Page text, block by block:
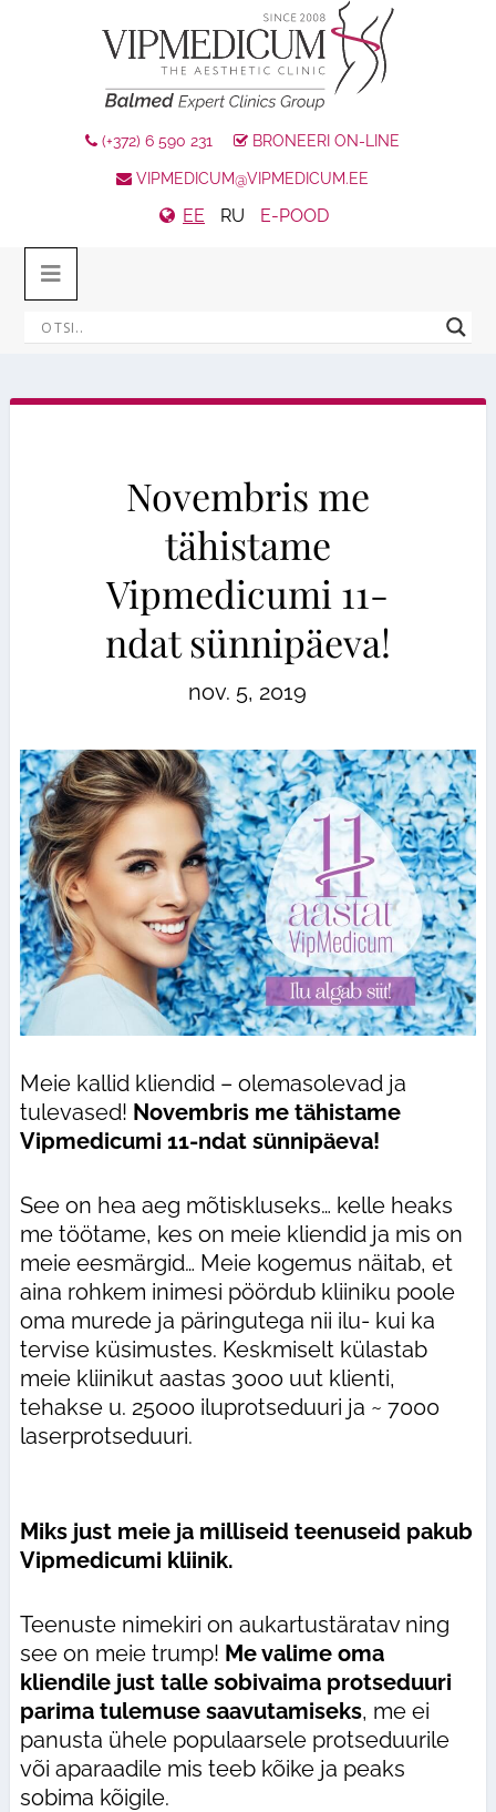
(+372) 6 590 231 BRONEERI ON-LINE
VIPMEDICUM@VIPMEDICUM.EE
EE RU E-POOD
Novembris me
tähistame
Vipmedicumi 11-
ndat sünnipäeva!
nov. 5, 2019
Meie kallid kliendid – olemasolevad ja
tulevased! Novembris me tähistame
Vipmedicumi 11-ndat sünnipäeva!
See on hea aeg mõtiskluseks… kelle heaks
me töötame, kes on meie kliendid ja mis on
meie eesmärgid… Meie kogemus näitab, et
aina rohkem inimesi pöördub kliiniku poole
oma murede ja päringutega nii ilu- kui ka
tervise küsimustes. Keskmiselt külastab
meie kliinikut aastas 3000 uut klienti,
tehakse u. 25000 iluprotseduuri ja ~ 7000
laserprotseduuri.
Miks just meie ja milliseid teenuseid pakub
Vipmedicumi kliinik.
Teenuste nimekiri on aukartustäratav ning
see on meie trump! Me valime oma
kliendile just talle sobivaima protseduuri
parima tulemuse saavutamiseks, me ei
panusta ühele populaarsele protseduurile
või aparaadile mis teeb kõike ja peaks
sobima kõigile.